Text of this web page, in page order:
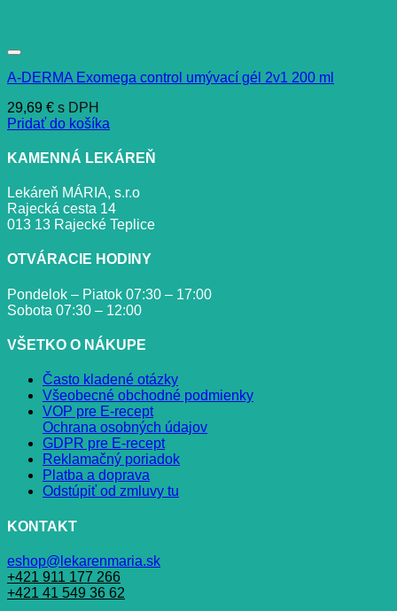
A-DERMA Exomega control umývací gél 2v1 200 ml
29,69 € s DPH
Pridať do košíka
KAMENNÁ LEKÁREŇ
Lekáreň MÁRIA, s.r.o
Rajecká cesta 14
013 13 Rajecké Teplice
OTVÁRACIE HODINY
Pondelok – Piatok 07:30 – 17:00
Sobota 07:30 – 12:00
VŠETKO O NÁKUPE
Často kladené otázky
Všeobecné obchodné podmienky
VOP pre E-recept
Ochrana osobných údajov
GDPR pre E-recept
Reklamačný poriadok
Platba a doprava
Odstúpiť od zmluvy tu
KONTAKT
eshop@lekarenmaria.sk
+421 911 177 266
+421 41 549 36 62